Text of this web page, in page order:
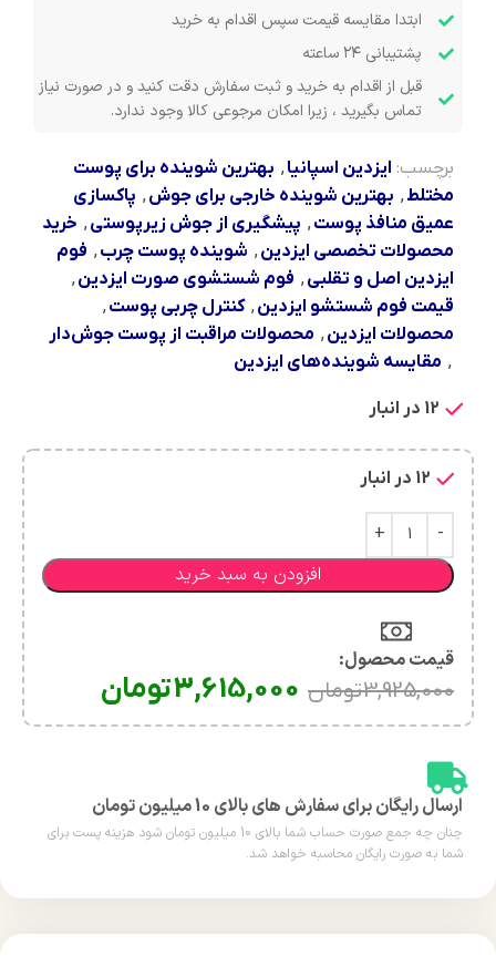
ابتدا مقایسه قیمت سپس اقدام به خرید
پشتیبانی ۲۴ ساعته
قبل از اقدام به خرید و ثبت سفارش دقت کنید و در صورت نیاز
تماس بگیرید ، زیرا امکان مرجوعی کالا وجود ندارد.
برچسب: ایزدین اسپانیا, بهترین شوینده برای پوست
مختلط, بهترین شوینده خارجی برای جوش, پاکسازی
عمیق منافذ پوست, پیشگیری از جوش زیرپوستی, خرید
محصولات تخصصی ایزدین, شوینده پوست چرب, فوم
ایزدین اصل و تقلبی, فوم شستشوی صورت ایزدین,
قیمت فوم شستشو ایزدین, کنترل چربی پوست,
محصولات ایزدین, محصولات مراقبت از پوست جوش‌دار
, مقایسه شوینده‌های ایزدین
12 در انبار
12 در انبار
افزودن به سبد خرید
قیمت محصول:​
3,925,000تومان 3,615,000تومان
ارسال رایگان برای سفارش های بالای 10 میلیون تومان
چنان چه جمع صورت حساب شما بالای 10 میلیون تومان شود هزینه پست برای
شما به صورت رایگان محاسبه خواهد شد.